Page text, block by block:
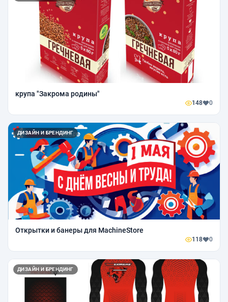
крупа "Закрома родины"
148 0
ДИЗАЙН И БРЕНДИНГ
Открытки и банеры для MachineStore
118 0
ДИЗАЙН И БРЕНДИНГ